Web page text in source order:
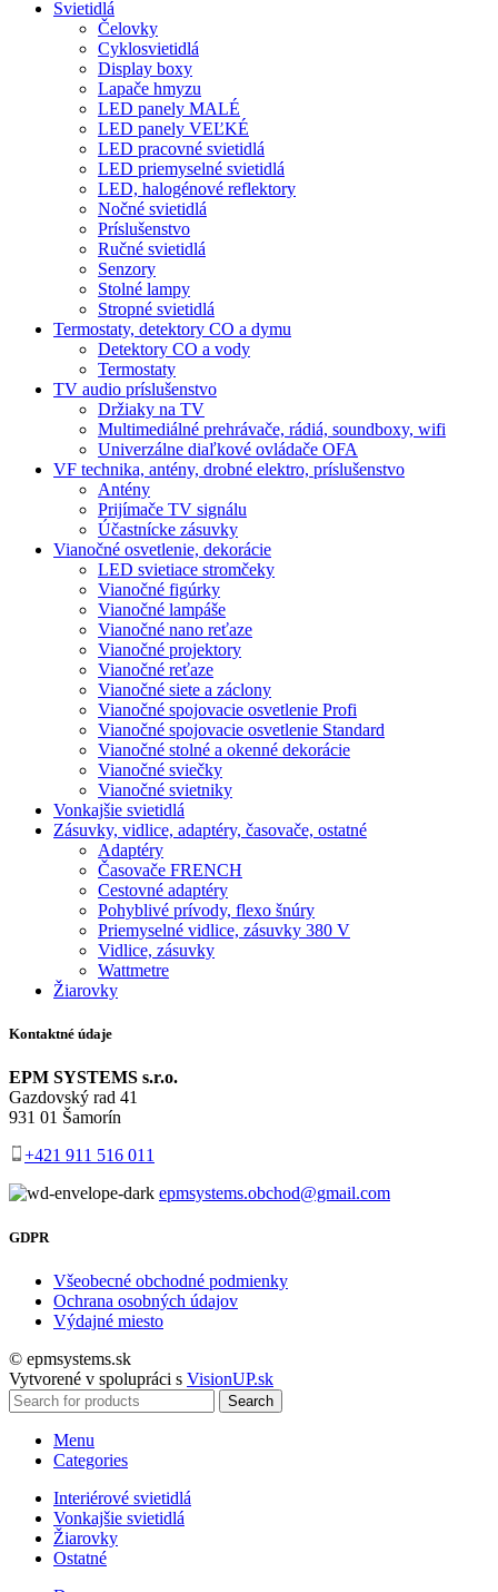
Svietidlá
Čelovky
Cyklosvietidlá
Display boxy
Lapače hmyzu
LED panely MALÉ
LED panely VEĽKÉ
LED pracovné svietidlá
LED priemyselné svietidlá
LED, halogénové reflektory
Nočné svietidlá
Príslušenstvo
Ručné svietidlá
Senzory
Stolné lampy
Stropné svietidlá
Termostaty, detektory CO a dymu
Detektory CO a vody
Termostaty
TV audio príslušenstvo
Držiaky na TV
Multimediálné prehrávače, rádiá, soundboxy, wifi
Univerzálne diaľkové ovládače OFA
VF technika, antény, drobné elektro, príslušenstvo
Antény
Prijímače TV signálu
Účastnícke zásuvky
Vianočné osvetlenie, dekorácie
LED svietiace stromčeky
Vianočné figúrky
Vianočné lampáše
Vianočné nano reťaze
Vianočné projektory
Vianočné reťaze
Vianočné siete a záclony
Vianočné spojovacie osvetlenie Profi
Vianočné spojovacie osvetlenie Standard
Vianočné stolné a okenné dekorácie
Vianočné sviečky
Vianočné svietniky
Vonkajšie svietidlá
Zásuvky, vidlice, adaptéry, časovače, ostatné
Adaptéry
Časovače FRENCH
Cestovné adaptéry
Pohyblivé prívody, flexo šnúry
Priemyselné vidlice, zásuvky 380 V
Vidlice, zásuvky
Wattmetre
Žiarovky
Kontaktné údaje
EPM SYSTEMS s.r.o.
Gazdovský rad 41
931 01 Šamorín
+421 911 516 011
epmsystems.obchod@gmail.com
GDPR
Všeobecné obchodné podmienky
Ochrana osobných údajov
Výdajné miesto
© epmsystems.sk
Vytvorené v spolupráci s VisionUP.sk
Search
Menu
Categories
Interiérové svietidlá
Vonkajšie svietidlá
Žiarovky
Ostatné